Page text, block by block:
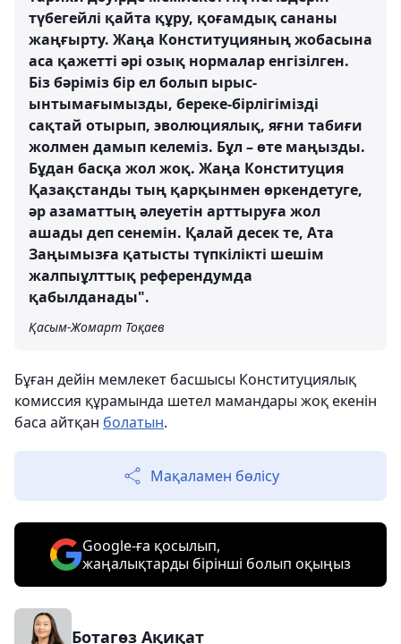
түбегейлі қайта құру, қоғамдық сананы
жаңғырту. Жаңа Конституцияның жобасына
аса қажетті әрі озық нормалар енгізілген.
Біз бәріміз бір ел болып ырыс-
ынтымағымызды, береке-бірлігімізді
сақтай отырып, эволюциялық, яғни табиғи
жолмен дамып келеміз. Бұл – өте маңызды.
Бұдан басқа жол жоқ. Жаңа Конституция
Қазақстанды тың қарқынмен өркендетуге,
әр азаматтың әлеуетін арттыруға жол
ашады деп сенемін. Қалай десек те, Ата
Заңымызға қатысты түпкілікті шешім
жалпыұлттық референдумда
қабылданады".
Қасым-Жомарт Тоқаев
Бұған дейін мемлекет басшысы Конституциялық
комиссия құрамында шетел мамандары жоқ екенін
баса айтқан болатын.
Мақаламен бөлісу
Google-ға қосылып,
жаңалықтарды бірінші болып оқыңыз
Ботагөз Ақиқат